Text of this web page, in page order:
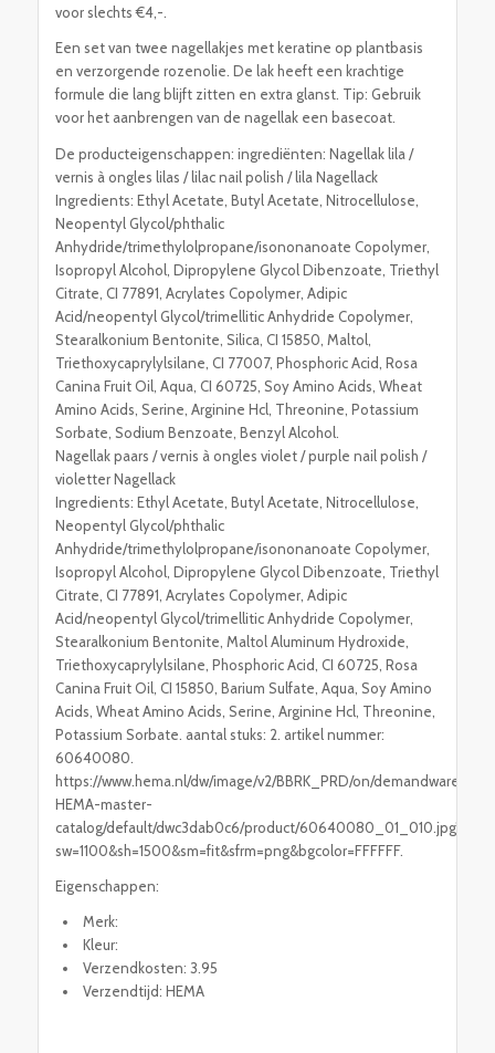
voor slechts €4,-.
Een set van twee nagellakjes met keratine op plantbasis
en verzorgende rozenolie. De lak heeft een krachtige
formule die lang blijft zitten en extra glanst. Tip: Gebruik
voor het aanbrengen van de nagellak een basecoat.
De producteigenschappen: ingrediënten: Nagellak lila /
vernis à ongles lilas / lilac nail polish / lila Nagellack
Ingredients: Ethyl Acetate, Butyl Acetate, Nitrocellulose,
Neopentyl Glycol/phthalic
Anhydride/trimethylolpropane/isononanoate Copolymer,
Isopropyl Alcohol, Dipropylene Glycol Dibenzoate, Triethyl
Citrate, CI 77891, Acrylates Copolymer, Adipic
Acid/neopentyl Glycol/trimellitic Anhydride Copolymer,
Stearalkonium Bentonite, Silica, CI 15850, Maltol,
Triethoxycaprylylsilane, CI 77007, Phosphoric Acid, Rosa
Canina Fruit Oil, Aqua, CI 60725, Soy Amino Acids, Wheat
Amino Acids, Serine, Arginine Hcl, Threonine, Potassium
Sorbate, Sodium Benzoate, Benzyl Alcohol.
Nagellak paars / vernis à ongles violet / purple nail polish /
violetter Nagellack
Ingredients: Ethyl Acetate, Butyl Acetate, Nitrocellulose,
Neopentyl Glycol/phthalic
Anhydride/trimethylolpropane/isononanoate Copolymer,
Isopropyl Alcohol, Dipropylene Glycol Dibenzoate, Triethyl
Citrate, CI 77891, Acrylates Copolymer, Adipic
Acid/neopentyl Glycol/trimellitic Anhydride Copolymer,
Stearalkonium Bentonite, Maltol Aluminum Hydroxide,
Triethoxycaprylylsilane, Phosphoric Acid, CI 60725, Rosa
Canina Fruit Oil, CI 15850, Barium Sulfate, Aqua, Soy Amino
Acids, Wheat Amino Acids, Serine, Arginine Hcl, Threonine,
Potassium Sorbate. aantal stuks: 2. artikel nummer:
60640080.
https://www.hema.nl/dw/image/v2/BBRK_PRD/on/
HEMA-master-
catalog/default/dwc3dab0c6/product/60640080_01_010.jpg?
sw=1100&sh=1500&sm=fit&sfrm=png&bgcolor=FFFFFF.
Eigenschappen:
Merk:
Kleur:
Verzendkosten: 3.95
Verzendtijd: HEMA